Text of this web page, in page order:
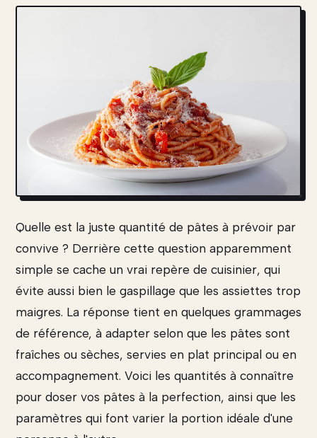
Quelle est la juste quantité de pâtes à prévoir par
convive ? Derrière cette question apparemment
simple se cache un vrai repère de cuisinier, qui
évite aussi bien le gaspillage que les assiettes trop
maigres. La réponse tient en quelques grammages
de référence, à adapter selon que les pâtes sont
fraîches ou sèches, servies en plat principal ou en
accompagnement. Voici les quantités à connaître
pour doser vos pâtes à la perfection, ainsi que les
paramètres qui font varier la portion idéale d'une